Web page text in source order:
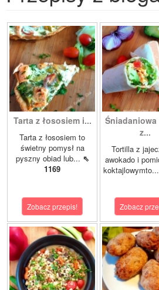
Tarta z łososiem i...
Tarta z łososiem to
świetny pomysł na
pyszny obiad lub... ⇖
1169
Zobacz przepis!
z...
Tortilla z
awokado i
koktajlowymto...
Zobacz